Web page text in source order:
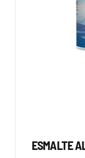
ESMALTE